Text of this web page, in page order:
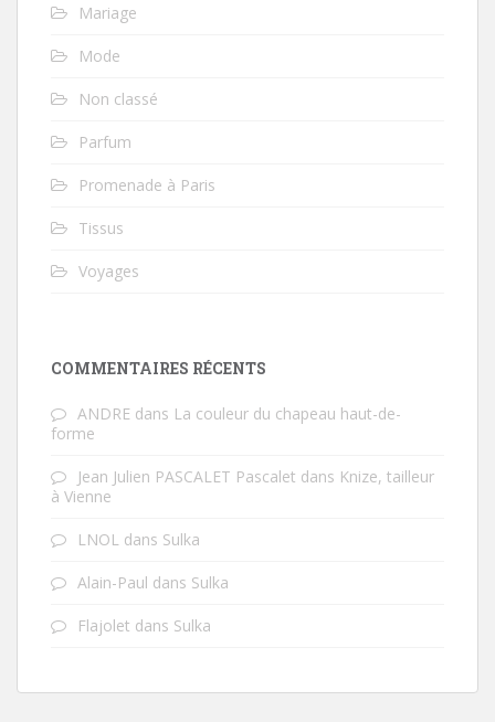
Mariage
Mode
Non classé
Parfum
Promenade à Paris
Tissus
Voyages
COMMENTAIRES RÉCENTS
ANDRE dans La couleur du chapeau haut-de-
forme
Jean Julien PASCALET Pascalet dans Knize, tailleur
à Vienne
LNOL dans Sulka
Alain-Paul dans Sulka
Flajolet dans Sulka